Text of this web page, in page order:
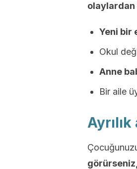
olaylardan
Yeni bir
Okul
Anne
Bir aile
görürseniz,